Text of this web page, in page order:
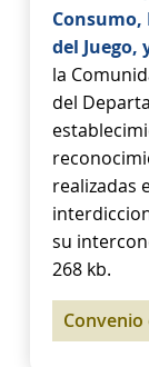
Consumo,
del
la
del
realizadas
su
268 kb.